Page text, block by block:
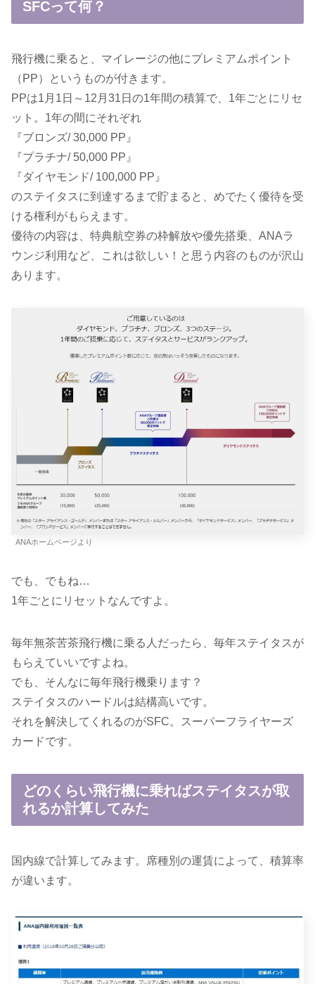
SFCって何？
飛行機に乗ると、マイレージの他にプレミアムポイント
（PP）というものが付きます。
PPは1月1日～12月31日の1年間の積算で、1年ごとにリセ
ット。1年の間にそれぞれ
『ブロンズ/ 30,000 PP』
『プラチナ/ 50,000 PP』
『ダイヤモンド/ 100,000 PP』
のステイタスに到達するまで貯まると、めでたく優待を受
ける権利がもらえます。
優待の内容は、特典航空券の枠解放や優先搭乗、ANAラ
ウンジ利用など、これは欲しい！と思う内容のものが沢山
あります。
ANAホームページより
でも、でもね…
1年ごとにリセットなんですよ。
毎年無茶苦茶飛行機に乗る人だったら、毎年ステイタスが
もらえていいですよね。
でも、そんなに毎年飛行機乗ります？
ステイタスのハードルは結構高いです。
それを解決してくれるのがSFC。スーパーフライヤーズ
カードです。
どのくらい飛行機に乗ればステイタスが取
れるか計算してみた
国内線で計算してみます。席種別の運賃によって、積算率
が違います。